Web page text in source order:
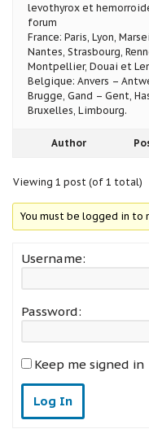
levothyrox et
forum
France: Paris, Lyon,
Nantes, Strasbourg,
Montpellier, Douai et
Belgique: Anvers –
Brugge, Gand – Gent,
Bruxelles, Limbourg.
Author
Viewing 1 post (of 1 total)
You must be logged in to
Username:
Password:
Keep me signed in
Log In